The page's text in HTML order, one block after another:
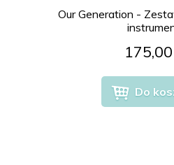
Our Generation -
175,00
Do